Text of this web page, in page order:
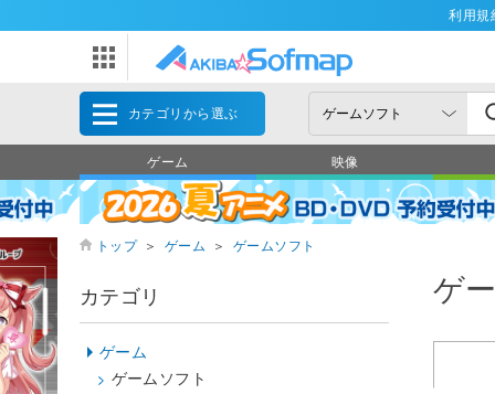
利用規
カテゴリから選ぶ
ゲーム 映像
トップ ＞ ゲーム ＞ ゲームソフト
ゲ
カテゴリ
ゲーム
ゲームソフト